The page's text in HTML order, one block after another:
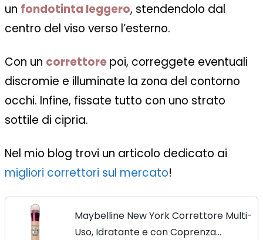
un fondotinta leggero, stendendolo dal
centro del viso verso l’esterno.
Con un correttorepoi, correggete eventuali
discromie e illuminate la zona del contorno
occhi. Infine, fissate tutto con uno strato
sottile di cipria.
Nel mio blog trovi un articolo dedicato ai
migliori correttori sul mercato!
Maybelline New York Correttore Multi-
Uso, Idratante e con Coprenza